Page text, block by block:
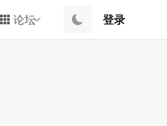
论坛 登录